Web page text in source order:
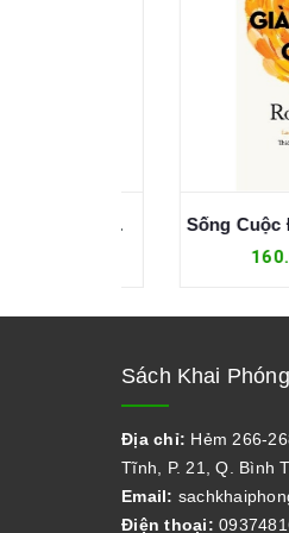
160.000₫
Sách Khai Phóng
Địa chỉ: Hẻm 266-
Tĩnh, P. 21, Q. Bình
Email:
Điện thoại: